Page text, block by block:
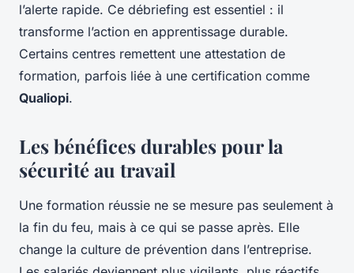
l’alerte rapide. Ce débriefing est essentiel : il
transforme l’action en apprentissage durable.
Certains centres remettent une attestation de
formation, parfois liée à une certification comme
Qualiopi.
Les bénéfices durables pour la
sécurité au travail
Une formation réussie ne se mesure pas seulement à
la fin du feu, mais à ce qui se passe après. Elle
change la culture de prévention dans l’entreprise.